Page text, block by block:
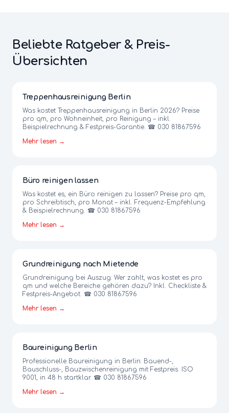
Beliebte Ratgeber & Preis-
Übersichten
Treppenhausreinigung Berlin
Was kostet Treppenhausreinigung in Berlin 2026? Preise
pro qm, pro Wohneinheit, pro Reinigung – inkl.
Beispielrechnung & Festpreis-Garantie. ☎ 030 81867596
Mehr lesen →
Büro reinigen lassen
Was kostet es, ein Büro reinigen zu lassen? Preise pro qm,
pro Schreibtisch, pro Monat – inkl. Frequenz-Empfehlung
& Beispielrechnung. ☎ 030 81867596
Mehr lesen →
Grundreinigung nach Mietende
Grundreinigung bei Auszug: Wer zahlt, was kostet es pro
qm und welche Bereiche gehören dazu? Inkl. Checkliste &
Festpreis-Angebot. ☎ 030 81867596
Mehr lesen →
Baureinigung Berlin
Professionelle Baureinigung in Berlin: Bauend-,
Bauschluss-, Bauzwischenreinigung mit Festpreis. ISO
9001, in 48 h startklar. ☎ 030 81867596
Mehr lesen →